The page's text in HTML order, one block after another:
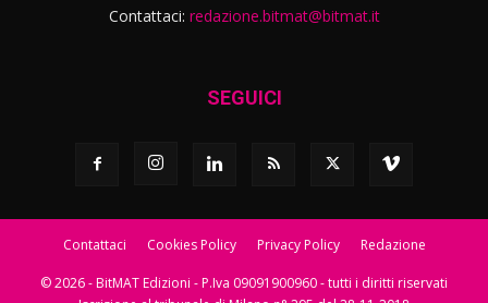
Contattaci: redazione.bitmat@bitmat.it
SEGUICI
Contattaci Cookies Policy Privacy Policy Redazione
© 2026 - BitMAT Edizioni - P.Iva 09091900960 - tutti i diritti riservati